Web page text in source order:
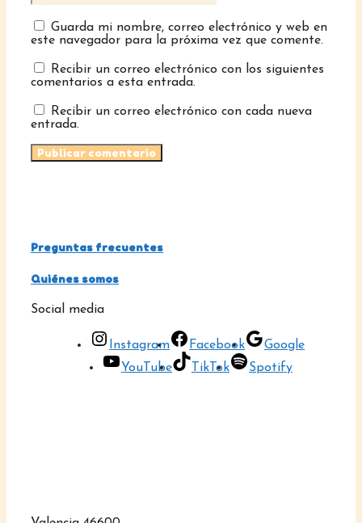
Guarda mi nombre, correo electrónico y web en
este navegador para la próxima vez que comente.
Recibir un correo electrónico con los siguientes
comentarios a esta entrada.
Recibir un correo electrónico con cada nueva
entrada.
Preguntas frecuentes
Quiénes somos
Social media
Instagram Facebook
Google
YouTube
TikTok Spotify